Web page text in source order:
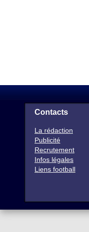
Contacts
La rédaction
Publicité
Recrutement
Infos légales
Liens football